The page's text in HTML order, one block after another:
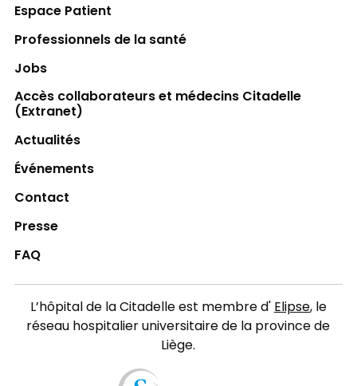
Espace Patient
Professionnels de la santé
Jobs
Accès collaborateurs et médecins Citadelle
(Extranet)
Actualités
Événements
Contact
Presse
FAQ
L’hôpital de la Citadelle est membre d'Elipse, le
réseau hospitalier universitaire de la province de
Liège.